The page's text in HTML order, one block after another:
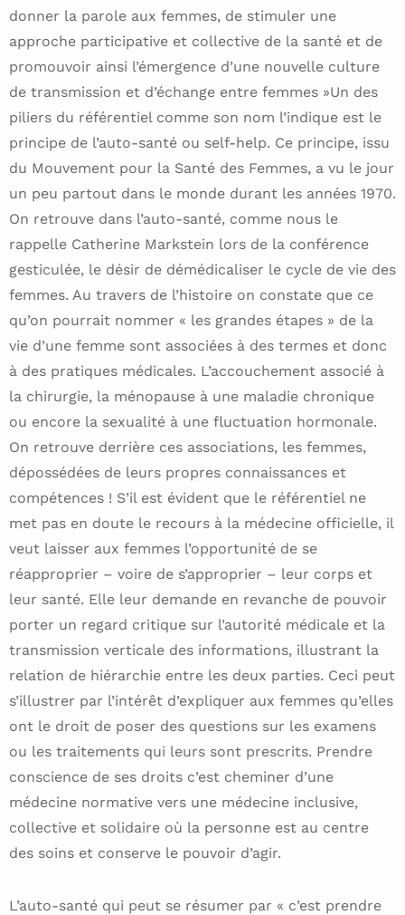
donner la parole aux femmes, de stimuler une
approche participative et collective de la santé et de
promouvoir ainsi l’émergence d’une nouvelle culture
de transmission et d’échange entre femmes »Un des
piliers du référentiel comme son nom l’indique est le
principe de l’auto-santé ou self-help. Ce principe, issu
du Mouvement pour la Santé des Femmes, a vu le jour
un peu partout dans le monde durant les années 1970.
On retrouve dans l’auto-santé, comme nous le
rappelle Catherine Markstein lors de la conférence
gesticulée, le désir de démédicaliser le cycle de vie des
femmes. Au travers de l’histoire on constate que ce
qu’on pourrait nommer « les grandes étapes » de la
vie d’une femme sont associées à des termes et donc
à des pratiques médicales. L’accouchement associé à
la chirurgie, la ménopause à une maladie chronique
ou encore la sexualité à une fluctuation hormonale.
On retrouve derrière ces associations, les femmes,
dépossédées de leurs propres connaissances et
compétences ! S’il est évident que le référentiel ne
met pas en doute le recours à la médecine officielle, il
veut laisser aux femmes l’opportunité de se
réapproprier – voire de s’approprier – leur corps et
leur santé. Elle leur demande en revanche de pouvoir
porter un regard critique sur l’autorité médicale et la
transmission verticale des informations, illustrant la
relation de hiérarchie entre les deux parties. Ceci peut
s’illustrer par l’intérêt d’expliquer aux femmes qu’elles
ont le droit de poser des questions sur les examens
ou les traitements qui leurs sont prescrits. Prendre
conscience de ses droits c’est cheminer d’une
médecine normative vers une médecine inclusive,
collective et solidaire où la personne est au centre
des soins et conserve le pouvoir d’agir.
L’auto-santé qui peut se résumer par « c’est prendre